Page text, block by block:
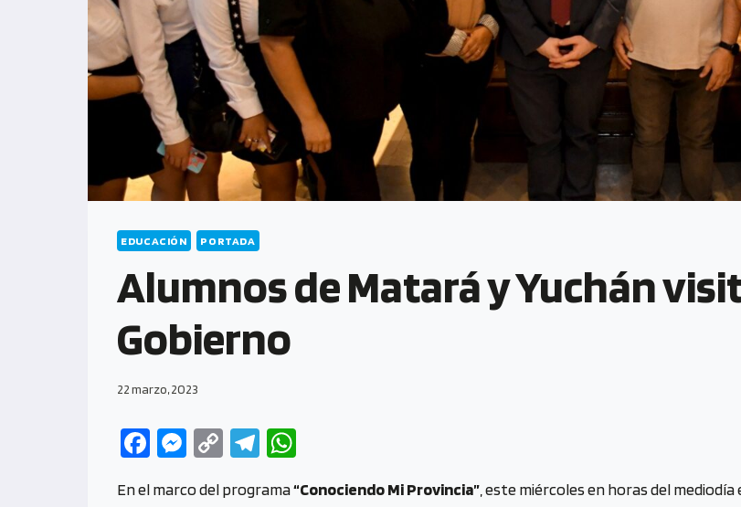
EDUCACIÓN PORTADA
Alumnos de Matará y Yuchán
Gobierno
22 marzo, 2023
Fa M
C
Te
En el marco del programa“Conociendo Mi Provincia” , este miércoles en horas del mediodía